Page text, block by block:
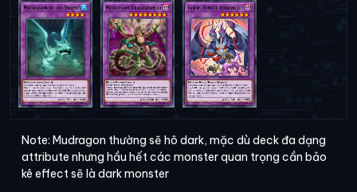
Note: Mudragon thường sẽ hô dark, mặc dù deck đa dạng
attribute nhưng hầu hết các monster quan trọng cần bảo
kê effect sẽ là dark monster